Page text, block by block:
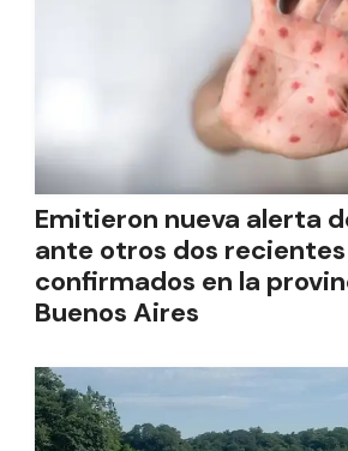
Emitieron nueva alerta
ante otros dos
confirmados en la
Buenos Aires